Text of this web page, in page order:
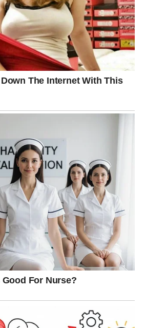
KOJE
I MIR
On možda ćuti, ali sve
ali u njemu se često odvijaju
Njegova izdržljivost je u tome što
u jednom danu, veću hiljadu
koja nikako da dođe
ali je nastavio da veruje u dobro
da bude “jak” dok mu se duša
zdravo za gotovo njegovu